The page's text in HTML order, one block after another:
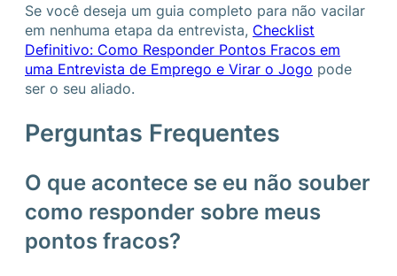
Se você deseja um guia completo para não vacilar
em nenhuma etapa da entrevista, Checklist
Definitivo: Como Responder Pontos Fracos em
uma Entrevista de Emprego e Virar o Jogo pode
ser o seu aliado.
Perguntas Frequentes
O que acontece se eu não souber
como responder sobre meus
pontos fracos?